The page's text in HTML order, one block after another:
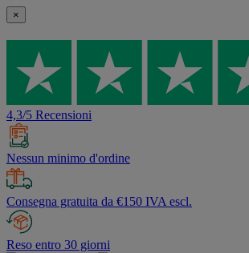
×
4,3/5 Recensioni
Nessun minimo d'ordine
Consegna gratuita da €150 IVA escl.
Reso entro 30 giorni